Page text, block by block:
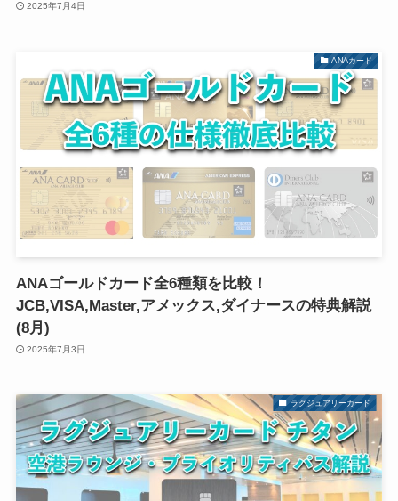
2025年7月4日
ANAカード
ANAゴールドカード全6種類を比較！
JCB,VISA,Master,アメックス,ダイナースの特典解説
(8月)
2025年7月3日
ラグジュアリーカード